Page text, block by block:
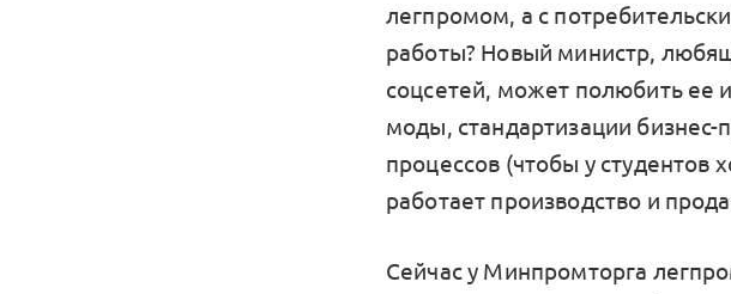
легпромом, а с
работы? Новый министр,
соцсетей, может полюбить ее
моды, стандартизации бизнес-
процессов (чтобы у
работает производство и
Сейчас у Минпромторга